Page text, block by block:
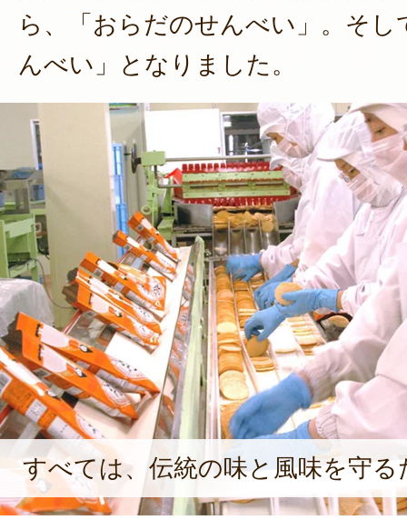
ら、「おらだのせんべい」。そし
んべい」となりました。
すべては、伝統の味と風味を守る